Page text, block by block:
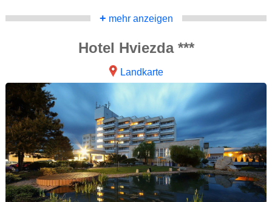
+ mehr anzeigen
Hotel Hviezda ***
Landkarte